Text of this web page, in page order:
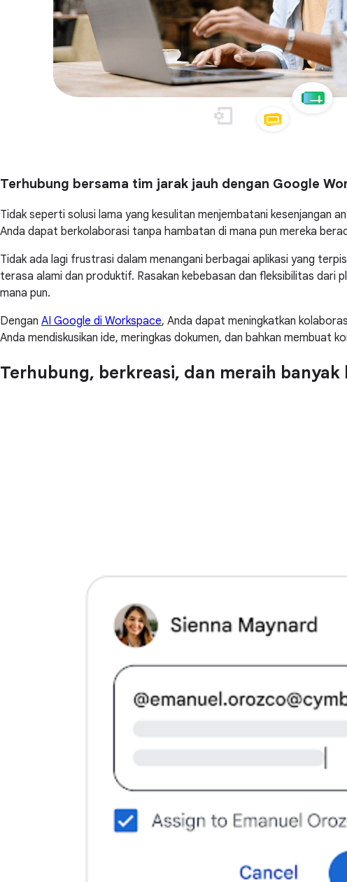
Terhubung bersama tim jarak jauh dengan Google
Tidak seperti solusi lama yang kesulitan menjembatani kesenjangan
Anda dapat berkolaborasi tanpa hambatan di mana pun mereka
Tidak ada lagi frustrasi dalam menangani berbagai aplikasi yang
terasa alami dan produktif. Rasakan kebebasan dan fleksibilitas dari
mana pun.
Dengan AI Google di Workspace, Anda dapat meningkatkan
Anda mendiskusikan ide, meringkas dokumen, dan bahkan membuat
Terhubung, berkreasi, dan meraih